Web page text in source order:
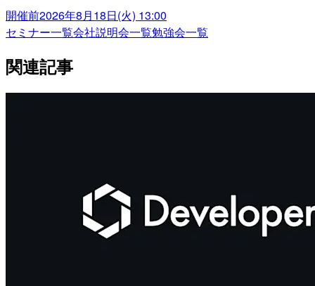
開催前2026年8月18日(火) 13:00
セミナー一覧会社説明会一覧勉強会一覧
関連記事